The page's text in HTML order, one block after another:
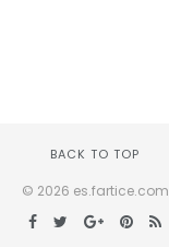
BACK TO TOP
© 2026 es.fartice.com